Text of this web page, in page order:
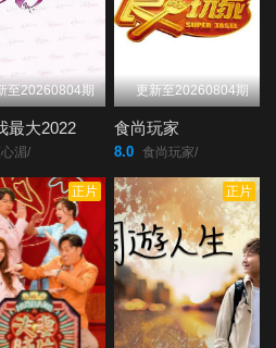
第20200510期
期 第20200531期
期 第20200621期
期 第20200712期
期 第20200802期
期 第20200823期
至20260804期
最大2022
湄/
更新至20260804期
食尚玩家
8.0 食尚玩家/
正片 正片